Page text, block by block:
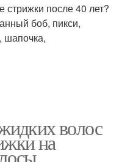
стрижки после 40 лет?
боб, пикси,
шапочка,
волос
на